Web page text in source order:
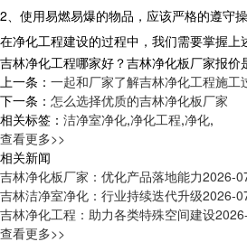
2、使用易燃易爆的物品，应该严格的遵守
在净化工程建设的过程中，我们需要掌握
吉林净化工程哪家好？吉林净化板厂家报
上一条： 一起和厂家了解吉林净化工程施工
下一条： 怎么选择优质的吉林净化板厂家
相关标签： 洁净室净化,净化工程,净化,
查看更多>>
相关新闻
吉林净化板厂家：优化产品落地能力2026-
吉林洁净室净化：行业持续迭代升级2026-
吉林净化工程：助力各类特殊空间建设
查看更多>>